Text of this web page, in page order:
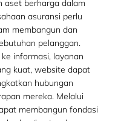
aset berharga dalam
asuransi perlu
membangun dan
pelanggan.
informasi, layanan
kuat, website dapat
hubungan
mereka. Melalui
membangun fondasi